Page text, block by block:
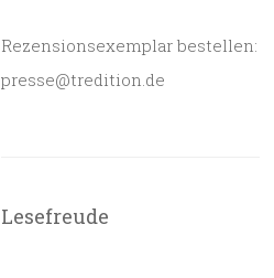
Rezensionsexemplar bestellen:
presse@tredition.de
Lesefreude